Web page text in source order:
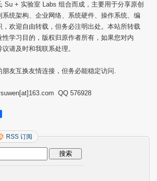
Su + 实验室 Labs 组合而成，主要用于分享原创
统架构、企业网络、系统硬件、操作系统、编
，欢迎自由转载，但务必注明出处。本站所转载
性学习目的，版权归原作者所有，如果您对内
请及时和我联系处理。
友互换友情连接，但务必能稳定访问.
QQ 576928
RSS 订阅